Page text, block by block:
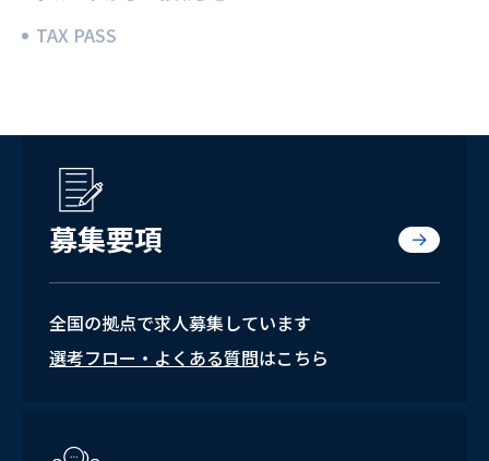
TAX PASS
募集要項
全国の拠点で求人募集しています
選考フロー・よくある質問はこちら